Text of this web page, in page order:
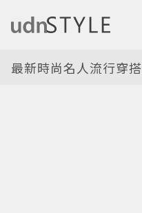
最新時尚名人流行穿搭